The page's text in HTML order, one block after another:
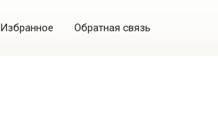
Избранное Обратная связь